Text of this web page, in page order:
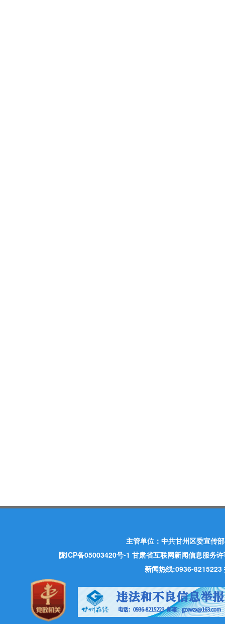
主管单位：中共甘州区委宣传
陇ICP备05003420号-1 甘肃省互联网新闻信息服务
新闻热线:0936-8215223